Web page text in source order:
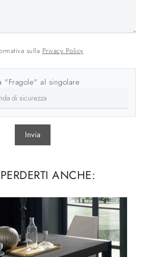
sulla Privacy Policy
"Fragole" al singolare
Invia
ANCHE: